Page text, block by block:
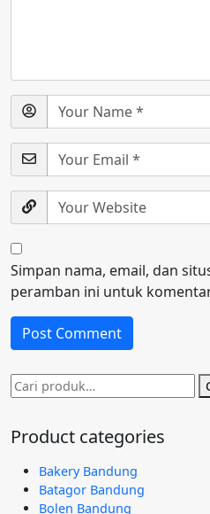
Simpan nama, email, dan
peramban ini untuk
Pencarian
untuk:
Product categories
Bakery Bandung
Batagor Bandung
Bolen Bandung